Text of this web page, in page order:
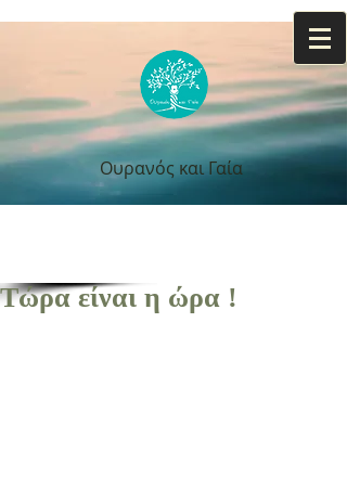
Ουρανός και Γαία
Ουρανός και Γαία
Τώρα είναι η ώρα !